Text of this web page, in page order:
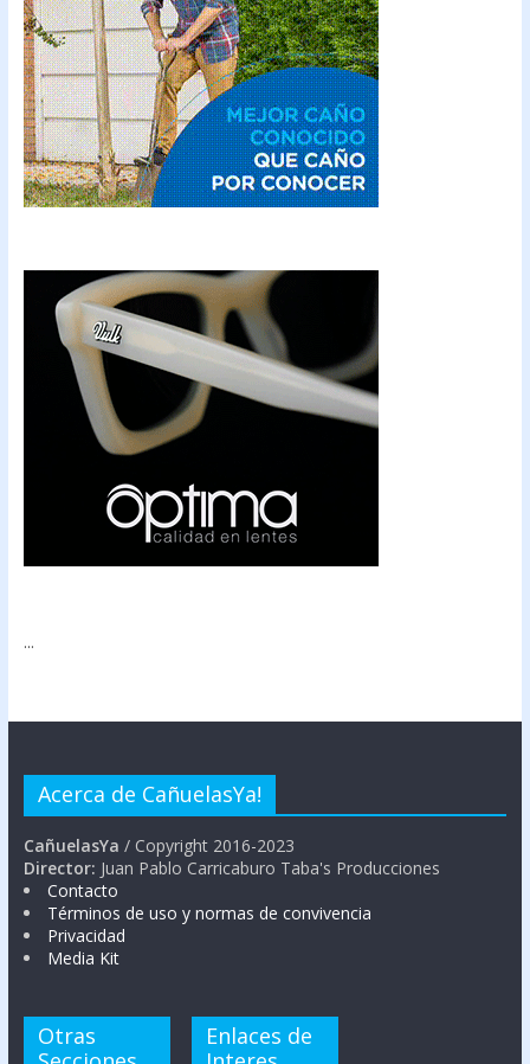
...
Acerca de CañuelasYa!
CañuelasYa / Copyright 2016-2023
Director: Juan Pablo Carricaburo Taba's Producciones
Contacto
Términos de uso y normas de convivencia
Privacidad
Media Kit
Otras
Enlaces de